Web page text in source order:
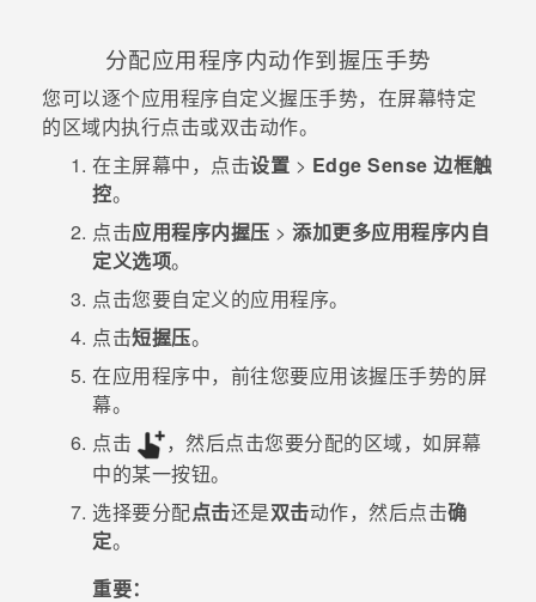
分配应用程序内动作到握压手势
您可以逐个应用程序自定义握压手势，在屏幕特定
的区域内执行点击或双击动作。
在主屏幕中，点击设置 > Edge Sense 边框触
控。
点击应用程序内握压 > 添加更多应用程序内自
定义选项。
点击您要自定义的应用程序。
点击短握压。
在应用程序中，前往您要应用该握压手势的屏
幕。
点击
，然后点击您要分配的区域，如屏幕
中的某一按钮。
选择要分配点击还是双击动作，然后点击确
定。
重要：